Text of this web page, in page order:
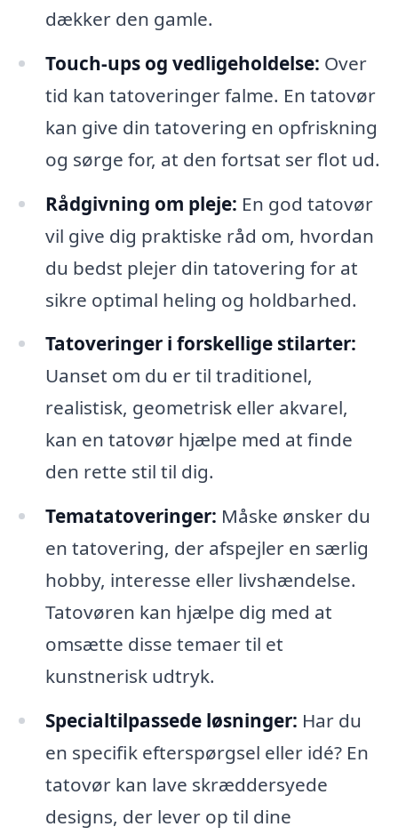
dækker den gamle.
Touch-ups og vedligeholdelse: Over
tid kan tatoveringer falme. En tatovør
kan give din tatovering en opfriskning
og sørge for, at den fortsat ser flot ud.
Rådgivning om pleje: En god tatovør
vil give dig praktiske råd om, hvordan
du bedst plejer din tatovering for at
sikre optimal heling og holdbarhed.
Tatoveringer i forskellige stilarter:
Uanset om du er til traditionel,
realistisk, geometrisk eller akvarel,
kan en tatovør hjælpe med at finde
den rette stil til dig.
Tematatoveringer: Måske ønsker du
en tatovering, der afspejler en særlig
hobby, interesse eller livshændelse.
Tatovøren kan hjælpe dig med at
omsætte disse temaer til et
kunstnerisk udtryk.
Specialtilpassede løsninger: Har du
en specifik efterspørgsel eller idé? En
tatovør kan lave skræddersyede
designs, der lever op til dine